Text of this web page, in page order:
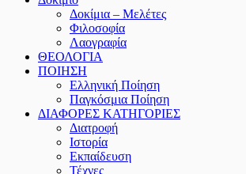
Δοκίμια – Μελέτες
Φιλοσοφία
Λαογραφία
ΘΕΟΛΟΓΙΑ
ΠΟΙΗΣΗ
Ελληνική Ποίηση
Παγκόσμια Ποίηση
ΔΙΑΦΟΡΕΣ ΚΑΤΗΓΟΡΙΕΣ
Διατροφή
Ιστορία
Εκπαίδευση
Τέχνες